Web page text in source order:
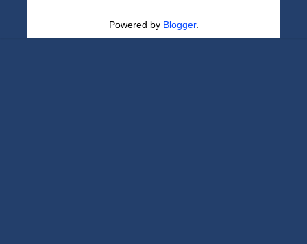
Powered by Blogger.